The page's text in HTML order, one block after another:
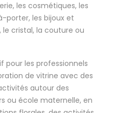
les cosmétiques, les
porter, les bijoux et
le cristal, la couture ou
pour les professionnels
de vitrine avec des
autour des
ou école maternelle, en